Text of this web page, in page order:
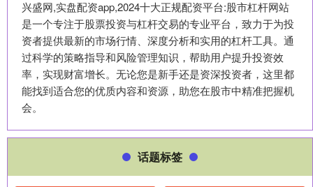
兴盛网,实盘配资app,2024十大正规配资平台:股市杠杆网站
是一个专注于股票投资与杠杆交易的专业平台，致力于为投
资者提供最新的市场行情、深度分析和实用的杠杆工具。通
过科学的策略指导和风险管理知识，帮助用户提升投资效
率，实现财富增长。无论您是新手还是资深投资者，这里都
能找到适合您的优质内容和资源，助您在股市中精准把握机
会。
话题标签